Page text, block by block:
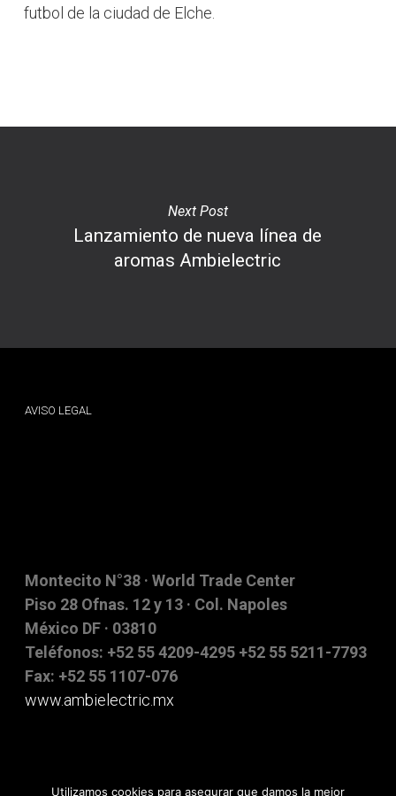
futbol de la ciudad de Elche.
Next Post
Lanzamiento de nueva línea de
aromas Ambielectric
AVISO LEGAL
Montecito N°38 · World Trade Center
Piso 28 Ofnas. 12 y 13 · Col. Napoles
México DF · 03810
Teléfonos: +52 55 4209-4295 +52 55 5211-7793
Fax: +52 55 1107-076
www.ambielectric.mx
Utilizamos cookies para asegurar que damos la mejor